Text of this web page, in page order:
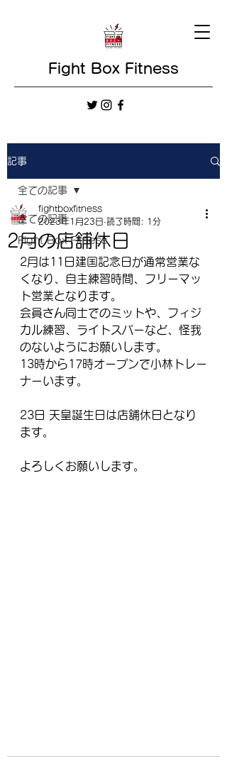
Fight Box Fitness
記事
全ての記事
Fight Box Fitness
全ての記事
2月の店舗休日
fightboxfitness
2023年1月23日 読了時間: 1分
2月は11日建国記念日が通常営業な
くなり、自主練習時間、フリーマッ
ト営業となります。
会員さん同士でのミットや、フィジ
カル練習、ライトスパーなど、怪我
のないようにお願いします。
13時から17時オープンで小林トレー
ナーいます。
23日 天皇誕生日は店舗休日となり
ます。
よろしくお願いします。